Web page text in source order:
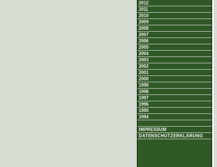
2012
2011
2010
2009
2008
2007
2006
2005
2004
2003
2002
2001
2000
1999
1998
1997
1996
1995
1994
IMPRESSUM
DATENSCHUTZERKLÄRUNG